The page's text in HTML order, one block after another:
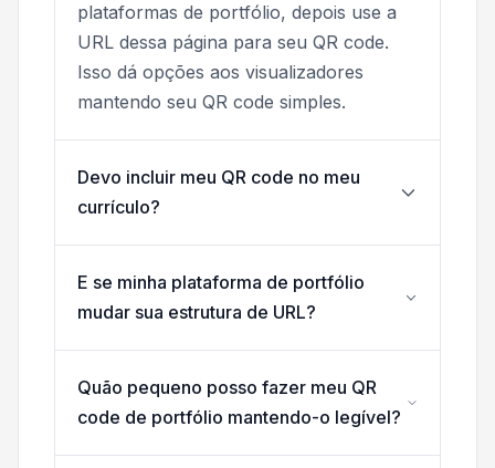
plataformas de portfólio, depois use a
URL dessa página para seu QR code.
Isso dá opções aos visualizadores
mantendo seu QR code simples.
Devo incluir meu QR code no meu
currículo?
E se minha plataforma de portfólio
mudar sua estrutura de URL?
Quão pequeno posso fazer meu QR
code de portfólio mantendo-o legível?